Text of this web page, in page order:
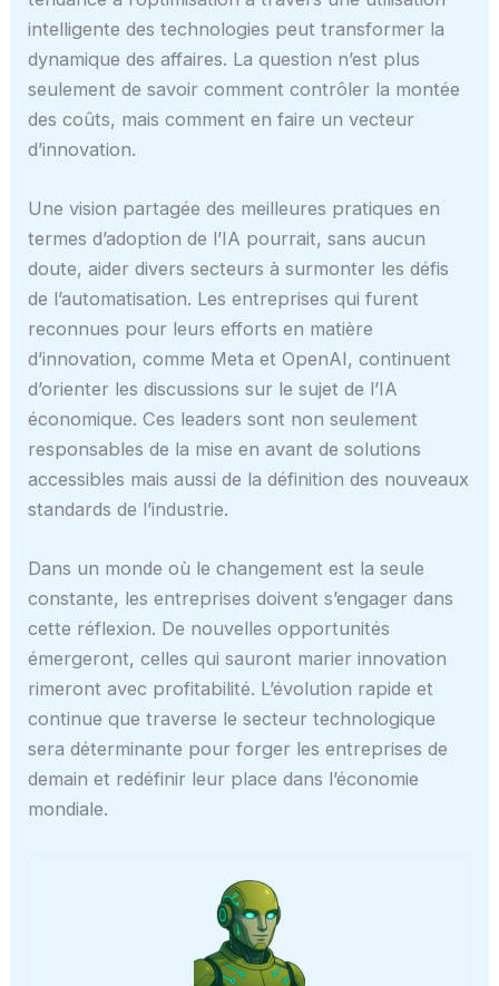
intelligente des technologies peut transformer la
dynamique des affaires. La question n’est plus
seulement de savoir comment contrôler la montée
des coûts, mais comment en faire un vecteur
d’innovation.
Une vision partagée des meilleures pratiques en
termes d’adoption de l’IA pourrait, sans aucun
doute, aider divers secteurs à surmonter les défis
de l’automatisation. Les entreprises qui furent
reconnues pour leurs efforts en matière
d’innovation, comme Meta et OpenAI, continuent
d’orienter les discussions sur le sujet de l’IA
économique. Ces leaders sont non seulement
responsables de la mise en avant de solutions
accessibles mais aussi de la définition des nouveaux
standards de l’industrie.
Dans un monde où le changement est la seule
constante, les entreprises doivent s’engager dans
cette réflexion. De nouvelles opportunités
émergeront, celles qui sauront marier innovation
rimeront avec profitabilité. L’évolution rapide et
continue que traverse le secteur technologique
sera déterminante pour forger les entreprises de
demain et redéfinir leur place dans l’économie
mondiale.